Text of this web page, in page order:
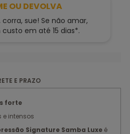
OU DEVOLVA
sue! Se não amar,
em até 15 dias*.
E PRAZO
forte
e intensos
Signature Samba Luxe é